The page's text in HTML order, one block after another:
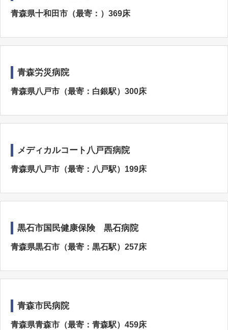
青森県十和田市（最寄：）369床
青森労災病院
青森県八戸市（最寄：白銀駅）300床
メディカルコート八戸西病院
青森県八戸市（最寄：八戸駅）199床
黒石市国民健康保険 黒石病院
青森県黒石市（最寄：黒石駅）257床
青森市民病院
青森県青森市（最寄：青森駅）459床